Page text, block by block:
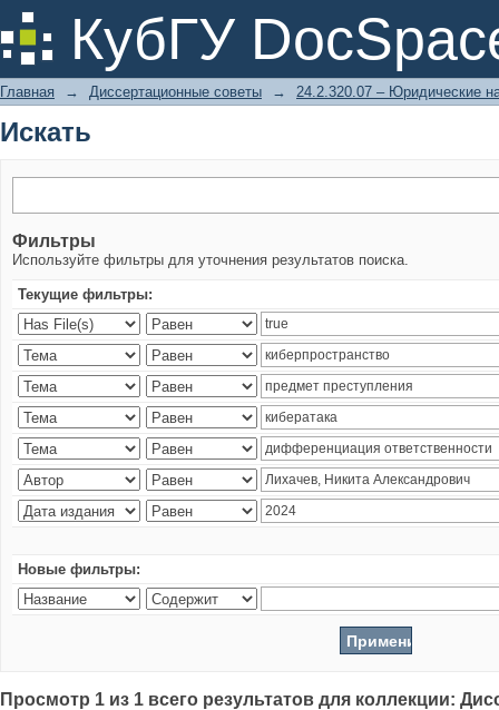
КубГУ
Искать
Главная → Диссертационные советы → 24.2.320.07 – Юридические
Искать
Фильтры
Используйте фильтры для уточнения результатов поиска.
Текущие фильтры:
Новые фильтры:
Просмотр 1 из 1 всего результатов для коллекции: